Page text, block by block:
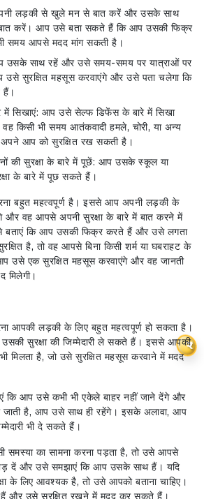
₹
लड़की से खुले मन से बात करें और उसके साथ
बात करें। आप उसे बता सकते हैं कि आप उसकी फिक्र
समय आपसे मदद मांग सकती है।
साथ रहें और उसे समय-समय पर यात्राओं पर
सुरक्षित महसूस करवाएंगे और उसे पता चलेगा कि
सिखाएं: आप उसे सेल्फ डिफेंस के बारे में सिखा
किसी भी समय आतंकवादी हमले, चोरी, या अन्य
आप को सुरक्षित रख सकती है।
की सुरक्षा के बारे में पूछें: आप उसके स्कूल या
के बारे में पूछ सकते हैं।
बहुत महत्वपूर्ण है। इससे आप अपनी लड़की के
और वह आपसे अपनी सुरक्षा के बारे में बात करने में
बताएं कि आप उसकी फिक्र करते हैं और उसे लगता
है, तो वह आपसे बिना किसी शर्म या घबराहट के
उसे एक सुरक्षित महसूस करवाएंगे और वह जानती
मिलेगी।
आपकी लड़की के लिए बहुत महत्वपूर्ण हो सकता है।
सुरक्षा की जिम्मेदारी ले सकते हैं। इससे आपकी
मिलता है, जो उसे सुरक्षित महसूस करवाने में मदद
कि आप उसे कभी भी एकेले बाहर नहीं जाने देंगे और
जाती है, आप उसे साथ ही रहेंगे। इसके अलावा, आप
भी दे सकते हैं।
समस्या का सामना करना पड़ता है, तो उसे आपसे
दें और उसे समझाएं कि आप उसके साथ हैं। यदि
के लिए आवश्यक है, तो उसे आपको बताना चाहिए।
और उसे सुरक्षित रखने में मदद कर सकते हैं।